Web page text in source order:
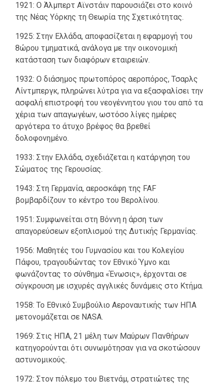
1921: Ο Άλμπερτ Αϊνστάιν παρουσιάζει στο κοινό
της Νέας Υόρκης τη Θεωρία της Σχετικότητας.
1925: Στην Ελλάδα, αποφασίζεται η εφαρμογή του
8ώρου τμηματικά, ανάλογα με την οικονομική
κατάσταση των διαφόρων εταιρειών.
1932: Ο διάσημος πρωτοπόρος αεροπόρος, Τσαρλς
Λίντμπεργκ, πληρώνει λύτρα για να εξασφαλίσει την
ασφαλή επιστροφή του νεογέννητου γιου του από τα
χέρια των απαγωγέων, ωστόσο λίγες ημέρες
αργότερα το άτυχο βρέφος θα βρεθεί
δολοφονημένο.
1933: Στην Ελλάδα, σχεδιάζεται η κατάργηση του
Σώματος της Γερουσίας.
1943: Στη Γερμανία, αεροσκάφη της FAF
βομβαρδίζουν το κέντρο του Βερολίνου.
1951: Συμφωνείται στη Βόννη η άρση των
απαγορεύσεων εξοπλισμού της Δυτικής Γερμανίας.
1956: Μαθητές του Γυμνασίου και του Κολεγίου
Πάφου, τραγουδώντας τον Εθνικό Ύμνο και
φωνάζοντας το σύνθημα «Ένωσις», έρχονται σε
σύγκρουση με ισχυρές αγγλικές δυνάμεις στο Κτήμα.
1958: Το Εθνικό Συμβούλιο Αεροναυτικής των ΗΠΑ
μετονομάζεται σε NASA.
1969: Στις ΗΠΑ, 21 μέλη των Μαύρων Πανθήρων
κατηγορούνται ότι συνωμότησαν για να σκοτώσουν
αστυνομικούς.
1972: Στον πόλεμο του Βιετνάμ, στρατιώτες της